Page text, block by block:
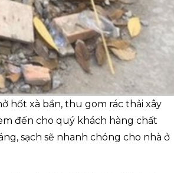
hốt xà bần, thu gom rác thải xây
đến cho quý khách hàng chất
sạch sẽ nhanh chóng cho nhà ở